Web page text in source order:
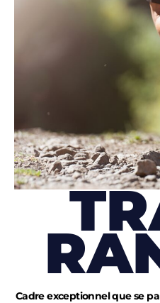
Cadre exceptionnel que se